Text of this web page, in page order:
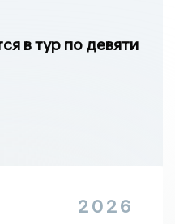
в тур по девяти
2026